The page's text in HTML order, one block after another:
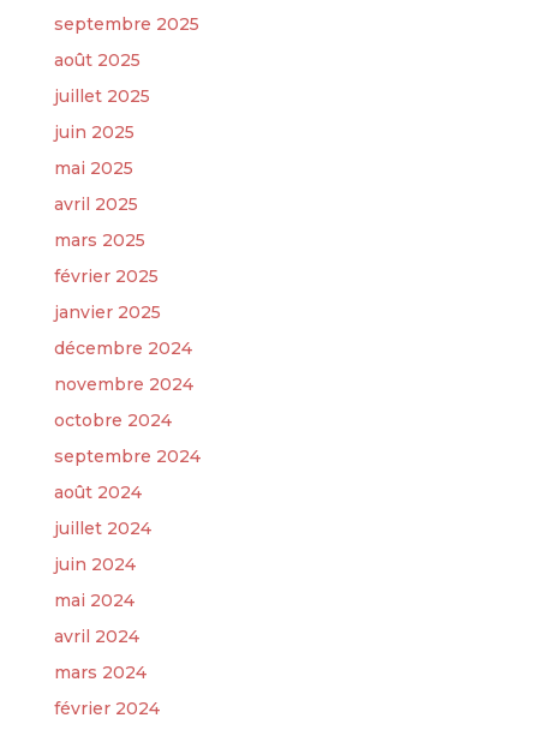
septembre 2025
août 2025
juillet 2025
juin 2025
mai 2025
avril 2025
mars 2025
février 2025
janvier 2025
décembre 2024
novembre 2024
octobre 2024
septembre 2024
août 2024
juillet 2024
juin 2024
mai 2024
avril 2024
mars 2024
février 2024